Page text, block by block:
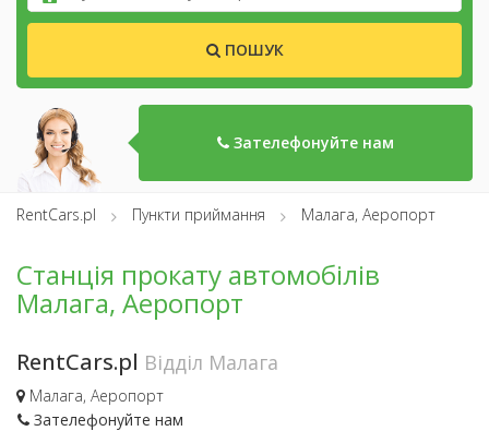
ПОШУК
Зателефонуйте нам
RentCars.pl Пункти приймання Малага, Аеропорт
Станція прокату автомобілів
Малага, Аеропорт
RentCars.pl Відділ Малага
Малага, Аеропорт
Зателефонуйте нам